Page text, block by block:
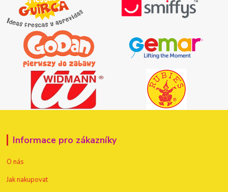
Informace pro zákazníky
O nás
Jak nakupovat